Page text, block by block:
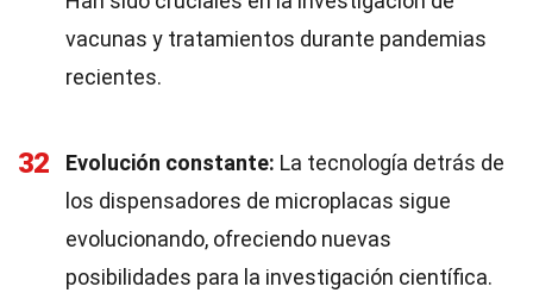
vacunas y tratamientos durante pandemias
recientes.
32 Evolución constante: La tecnología detrás de
los dispensadores de microplacas sigue
evolucionando, ofreciendo nuevas
posibilidades para la investigación científica.